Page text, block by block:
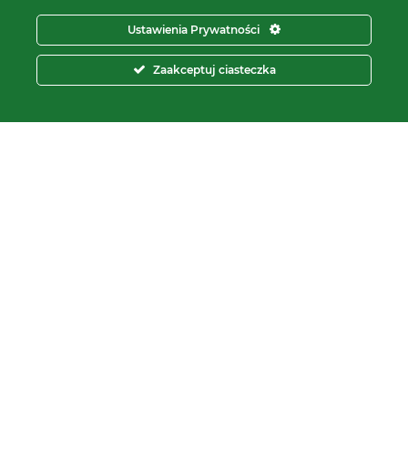
pon – pt.
+48 566 602 000
e-mail:
sprzedaz@proxima.pl
Zaakceptuj ciasteczka
Ustawienia Prywatności